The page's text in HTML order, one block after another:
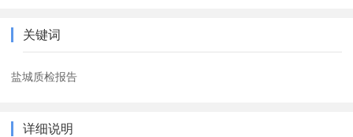
关键词
盐城质检报告
详细说明